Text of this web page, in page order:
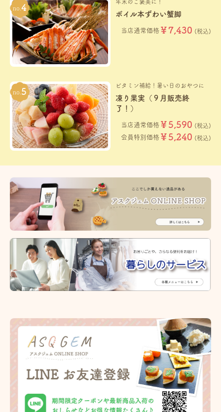
年末のご褒美に！
ボイル本ずわい蟹脚
当店通常価格 ￥7,430 (税込)
ビタミン補給！暑い日のおやつに
凍り果実（９月販売終
了！）
当店通常価格 ￥5,590 (税込)
会員特別価格 ￥5,240 (税込)